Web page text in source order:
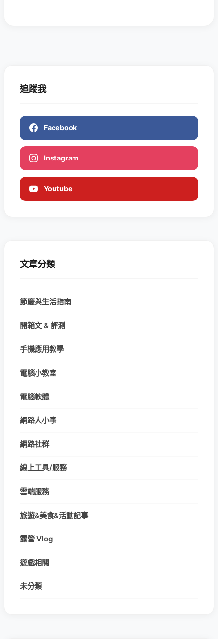
追蹤我
Facebook
Instagram
Youtube
文章分類
節慶與生活指南
開箱文 & 評測
手機應用教學
電腦小教室
電腦軟體
網路大小事
網路社群
線上工具/服務
雲端服務
旅遊&美食&活動記事
露營 Vlog
遊戲相關
未分類